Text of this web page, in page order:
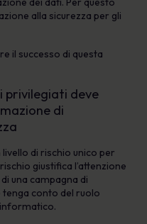
alla sicurezza per gli
il successo di questa
privilegiati deve
di
di rischio unico per
giustifica l’attenzione
una campagna di
tenga conto del ruolo
informatico.